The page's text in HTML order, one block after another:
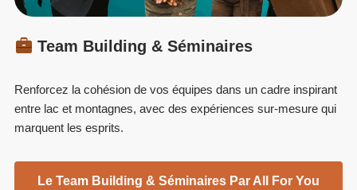
Team Building & Séminaires
Renforcez la cohésion de vos équipes dans un cadre inspirant
entre lac et montagnes, avec des expériences sur-mesure qui
marquent les esprits.
Le Team Building & Séminaires Par All For You